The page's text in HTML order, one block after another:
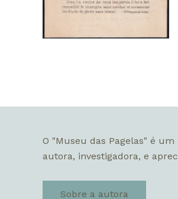
O "Museu das Pagelas" é
autora, investigadora, e
Sobre a autora